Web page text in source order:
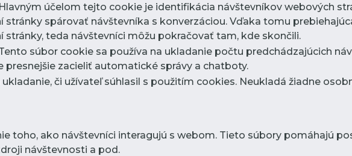
účelom tejto cookie je identifikácia návštevníkov webových
spárovať návštevníka s konverzáciou. Vďaka tomu
teda návštevníci môžu pokračovať tam, kde skončili.
súbor cookie sa používa na ukladanie počtu predchádzajúcich
presnejšie zacieliť automatické správy a chatboty.
ukladanie, či užívateľ súhlasil s použitím cookies. Neukladá žiadne
toho, ako návštevníci interagujú s webom. Tieto súbory pomáhajú
návštevnosti a pod.